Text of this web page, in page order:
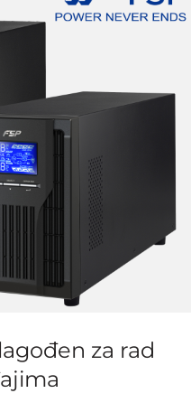
za rad